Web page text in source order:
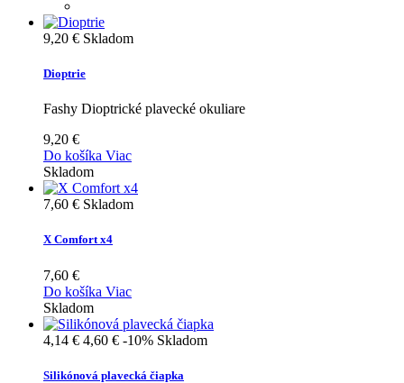
9,20 € Skladom
Dioptrie
Fashy Dioptrické plavecké okuliare
9,20 €
Do košíka Viac
Skladom
7,60 € Skladom
X Comfort x4
7,60 €
Do košíka Viac
Skladom
4,14 € 4,60 € -10% Skladom
Silikónová plavecká čiapka